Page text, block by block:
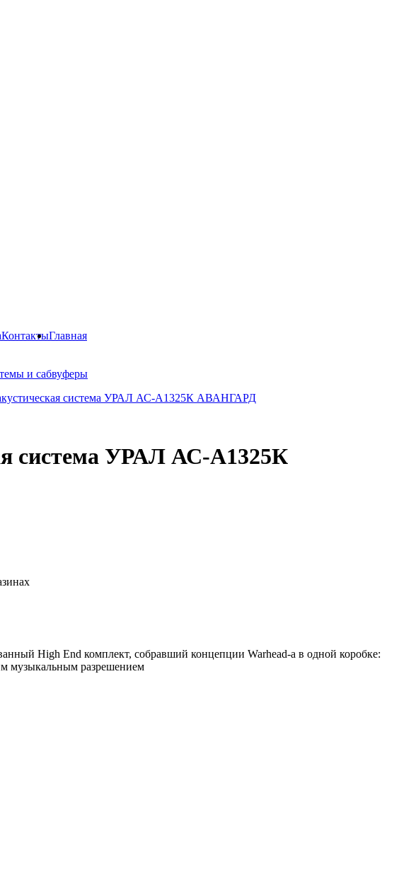
КонтактыГлавная
и сабвуферы
система УРАЛ АС-А1325К
High End комплект, собравший концепции Warhead-а в одной коробке:
музыкальным разрешением